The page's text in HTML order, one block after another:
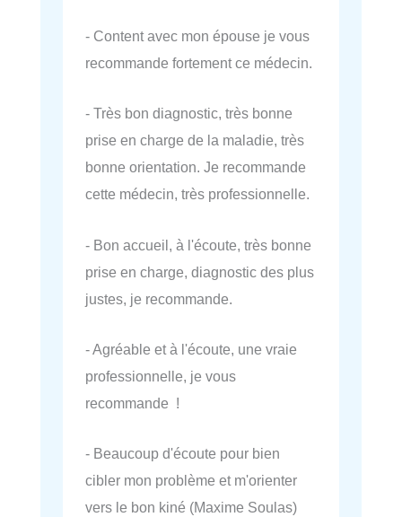
- Content avec mon épouse je vous
recommande fortement ce médecin.
- Très bon diagnostic, très bonne
prise en charge de la maladie, très
bonne orientation. Je recommande
cette médecin, très professionnelle.
- Bon accueil, à l'écoute, très bonne
prise en charge, diagnostic des plus
justes, je recommande.
- Agréable et à l'écoute, une vraie
professionnelle, je vous
recommande !
- Beaucoup d'écoute pour bien
cibler mon problème et m'orienter
vers le bon kiné (Maxime Soulas)